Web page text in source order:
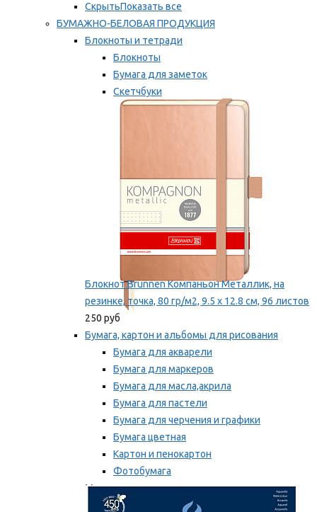
СкрытьПоказать все
БУМАЖНО-БЕЛОВАЯ ПРОДУКЦИЯ
Блокноты и тетради
Блокноты
Бумага для заметок
Скетчбуки
Тетради
Блокнот Brunnen Компаньон Металлик, на
резинке, точка, 80 гр/м2, 9.5 х 12.8 см, 96 листов
250 руб
Бумага, картон и альбомы для рисования
Бумага для акварели
Бумага для маркеров
Бумага для масла,акрила
Бумага для пастели
Бумага для черчения и графики
Бумага цветная
Картон и пенокартон
Фотобумага
Мы рекомендуем